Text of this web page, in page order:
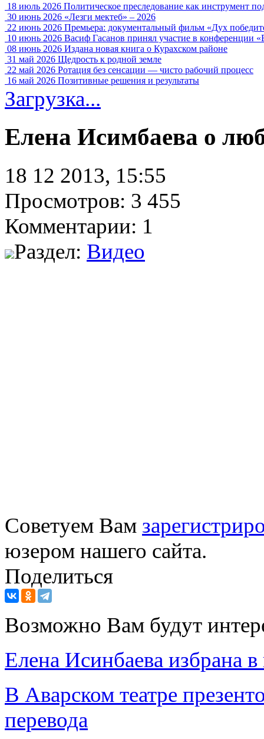
18 июль 2026 Политическое преследование как инструмент
30 июнь 2026 «Лезги мектеб» – 2026
22 июнь 2026 Премьера: документальный фильм «Дух
10 июнь 2026 Васиф Гасанов принял участие в конференции
08 июнь 2026 Издана новая книга о Курахском районе
31 май 2026 Щедрость к родной земле
22 май 2026 Ротация без сенсации — чисто рабочий процесс
16 май 2026 Позитивные решения и результаты
Загрузка...
Елена Исимбаева о
18 12 2013, 15:55
Просмотров: 3 455
Комментарии: 1
Раздел: Видео
Советуем Вам
юзером нашего сайта.
Поделиться
Возможно Вам будут
Елена Исинбаева избрана
В Аварском театре
перевода